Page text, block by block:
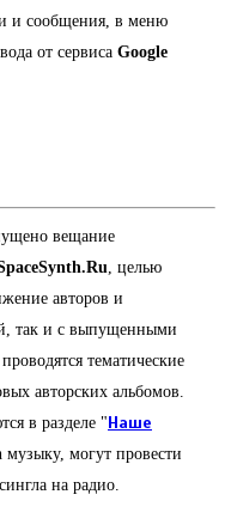
и сообщения, в меню
от сервиса Google
вещание
, целью
авторов и
так и с выпущенными
тематические
авторских альбомов.
в разделе " Наше
могут провести
на радио.